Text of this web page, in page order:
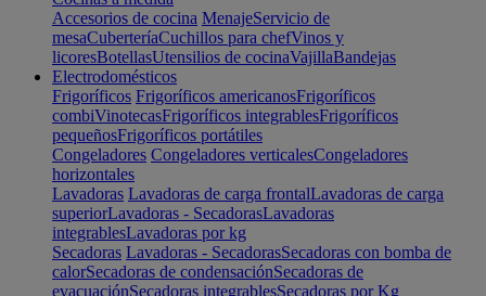
Accesorios de cocina MenajeServicio de
mesaCuberteríaCuchillos para chefVinos y
licoresBotellasUtensilios de cocinaVajillaBandejas
Electrodomésticos
Frigoríficos Frigoríficos americanosFrigoríficos
combiVinotecasFrigoríficos integrablesFrigoríficos
pequeñosFrigoríficos portátiles
Congeladores Congeladores verticalesCongeladores
horizontales
Lavadoras Lavadoras de carga frontalLavadoras de carga
superiorLavadoras - SecadorasLavadoras
integrablesLavadoras por kg
Secadoras Lavadoras - SecadorasSecadoras con bomba de
calorSecadoras de condensaciónSecadoras de
evacuaciónSecadoras integrablesSecadoras por Kg